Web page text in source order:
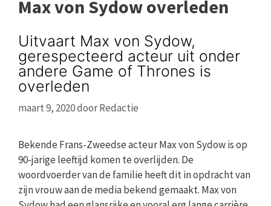
Max von Sydow overleden
Uitvaart Max von Sydow,
gerespecteerd acteur uit onder
andere Game of Thrones is
overleden
maart 9, 2020doorRedactie
Bekende Frans-Zweedse acteur Max von Sydow is op
90-jarige leeftijd komen te overlijden. De
woordvoerder van de familie heeft dit in opdracht van
zijn vrouw aan de media bekend gemaakt. Max von